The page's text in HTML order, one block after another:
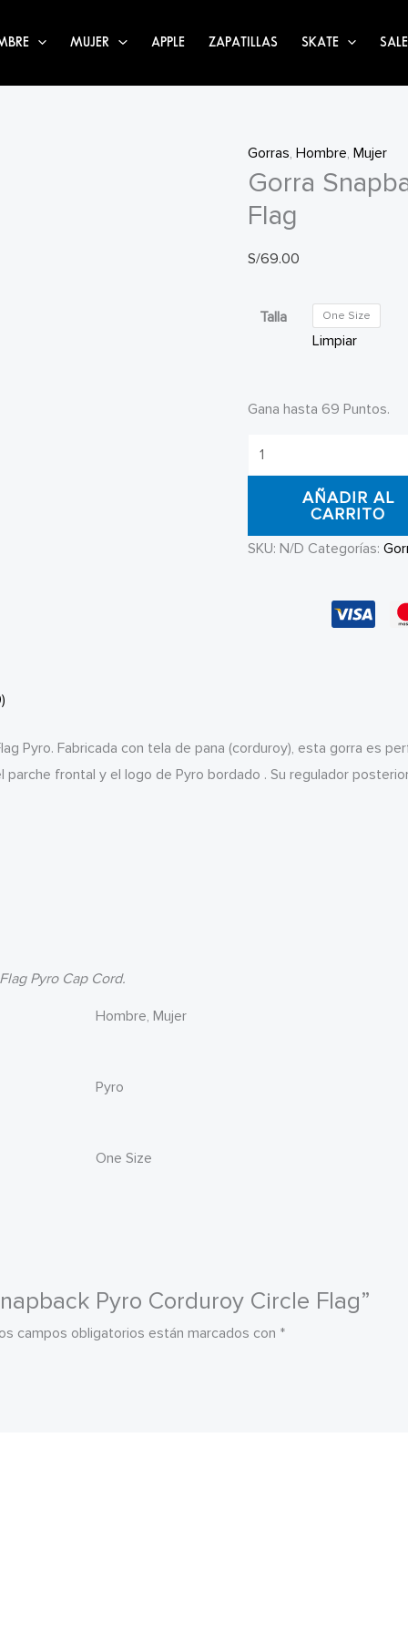
MUJER APPLE ZAPATILLAS SKATE SALE
Gorras, Hombre, Mujer
Gorra
Flag
S/69.00
Talla One Size
Limpiar
Gana hasta 69 Puntos.
Gorra
Snapback
Circle
AÑADIR AL
CARRITO
SKU: N/D Categorías:
Pyro. Fabricada con tela de pana (corduroy), esta gorra es
frontal y el logo de Pyro bordado . Su regulador
Pyro Cap Cord.
Hombre, Mujer
Pyro
One Size
Pyro Corduroy Circle Flag”
campos obligatorios están marcados con *